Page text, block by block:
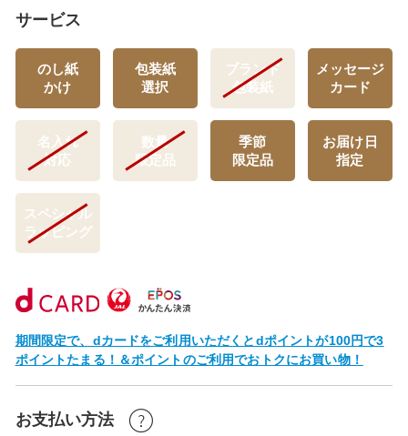
サービス
のし紙
かけ
包装紙
選択
ブランド
包装紙
メッセージ
カード
名入れ
対応
数量
限定品
季節
限定品
お届け日
指定
スペシャル
ラッピング
期間限定で、dカードをご利用いただくとdポイントが100円で3
ポイントたまる！＆ポイントのご利用でおトクにお買い物！
お支払い方法